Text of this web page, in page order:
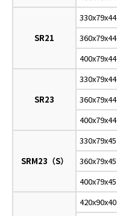
SR21
330x79x44
360x79x44
400x79x44
SR23
330x79x44
360x79x44
400x79x44
SRM23（S）
330x79x45
360x79x45
400x79x45
420x90x40